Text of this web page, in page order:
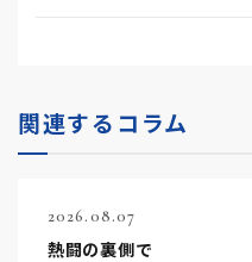
関連するコラム
2026.08.07
熱闘の裏側で